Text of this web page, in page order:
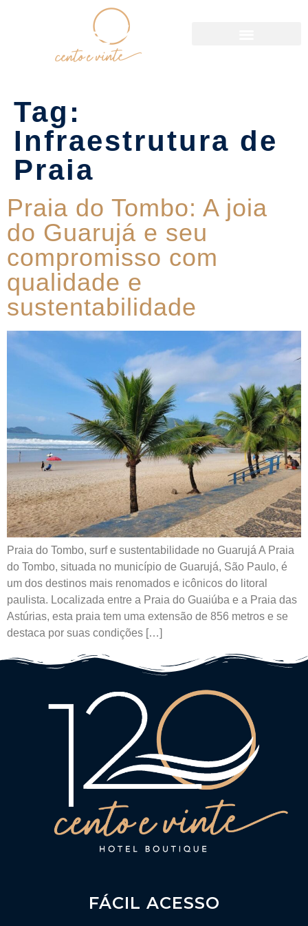
Tag:
Infraestrutura de
Praia
Praia do Tombo: A joia
do Guarujá e seu
compromisso com
qualidade e
sustentabilidade
Praia do Tombo, surf e sustentabilidade no Guarujá A Praia
do Tombo, situada no município de Guarujá, São Paulo, é
um dos destinos mais renomados e icônicos do litoral
paulista. Localizada entre a Praia do Guaiúba e a Praia das
Astúrias, esta praia tem uma extensão de 856 metros e se
destaca por suas condições […]
FÁCIL ACESSO